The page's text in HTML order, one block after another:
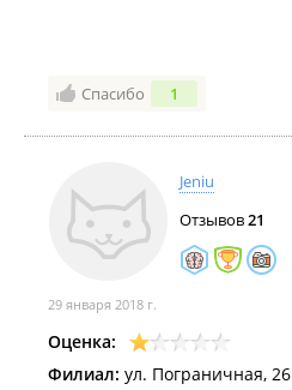
Спасибо 1
Jeniu
Отзывов21
29 января 2018 г.
Оценка:
Филиал: ул. Пограничная, 26